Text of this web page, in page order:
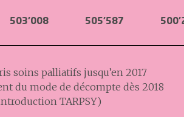
503'008 505'587
soins palliatifs jusqu’en 2017
du mode de décompte dès 2018
TARPSY)